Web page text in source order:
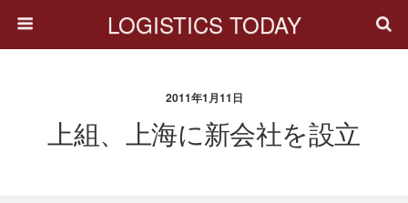
LOGISTICS TODAY
2011年1月11日
上組、上海に新会社を設立